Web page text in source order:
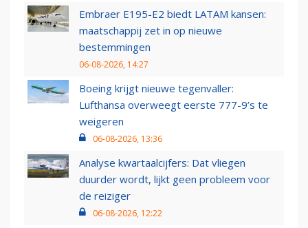
Embraer E195-E2 biedt LATAM kansen:
maatschappij zet in op nieuwe
bestemmingen
06-08-2026, 14:27
Boeing krijgt nieuwe tegenvaller:
Lufthansa overweegt eerste 777-9’s te
weigeren
06-08-2026, 13:36
Analyse kwartaalcijfers: Dat vliegen
duurder wordt, lijkt geen probleem voor
de reiziger
06-08-2026, 12:22